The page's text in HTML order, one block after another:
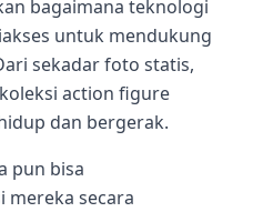
bagaimana teknologi
untuk mendukung
sekadar foto statis,
action figure
dan bergerak.
pun bisa
mereka secara